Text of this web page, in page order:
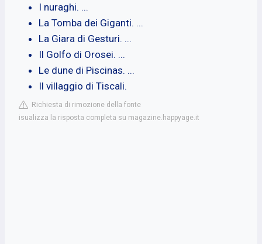
I nuraghi. ...
La Tomba dei Giganti. ...
La Giara di Gesturi. ...
Il Golfo di Orosei. ...
Le dune di Piscinas. ...
Il villaggio di Tiscali.
Richiesta di rimozione della fonte
isualizza la risposta completa su magazine.happyage.it